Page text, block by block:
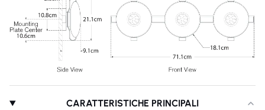
CARATTERISTICHE PRINCIPALI